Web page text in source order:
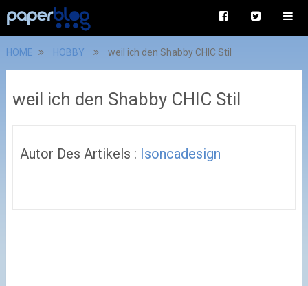
HOME HOBBY weil ich den Shabby CHIC Stil
weil ich den Shabby CHIC Stil
Autor Des Artikels : Isoncadesign